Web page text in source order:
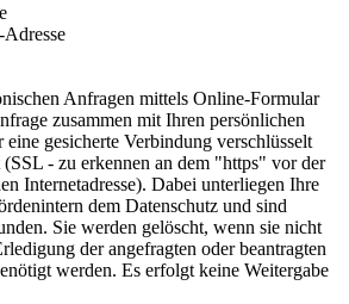
Anfragen mittels Online-Formular
zusammen mit Ihren persönlichen
eine gesicherte Verbindung verschlüsselt
- zu erkennen an dem "https" vor der
Internetadresse). Dabei unterliegen Ihre
dem Datenschutz und sind
Sie werden gelöscht, wenn sie nicht
der angefragten oder beantragten
werden. Es erfolgt keine Weitergabe